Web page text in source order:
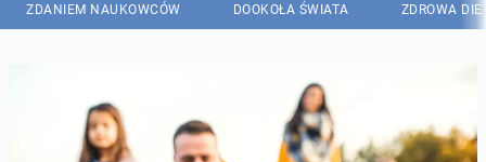
ZDANIEM NAUKOWCÓW DOOKOŁA ŚWIATA ZDROWA